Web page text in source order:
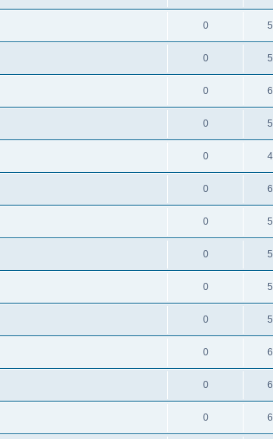
0
0
0
0
0
0
0
0
0
0
0
0
0